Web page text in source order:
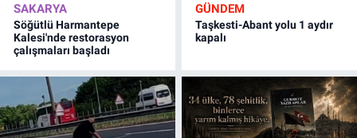
SAKARYA
Söğütlü Harmantepe
Kalesi'nde restorasyon
çalışmaları başladı
GÜNDEM
Taşkesti-Abant yolu 1 aydır
kapalı